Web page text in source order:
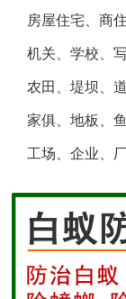
句容白蚁防治
响水白蚁防治
滨海白蚁防治
阜宁白蚁防治
射阳白蚁防治
建湖白蚁防治
房屋住宅、商
机关、学校、
农田、堤坝、
家俱、地板、
工场、企业、